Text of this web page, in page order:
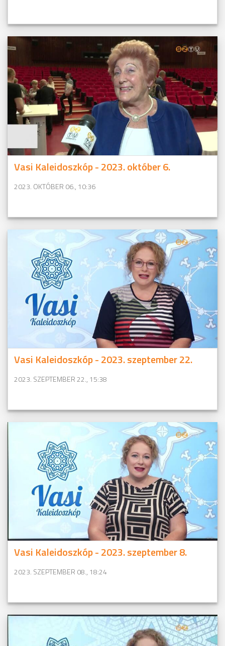
Vasi Kaleidoszkóp - 2023. október 6.
2023. OKTÓBER 06., 10:36
Vasi Kaleidoszkóp - 2023. szeptember 22.
2023. SZEPTEMBER 22., 15:38
Vasi Kaleidoszkóp - 2023. szeptember 8.
2023. SZEPTEMBER 08., 18:24